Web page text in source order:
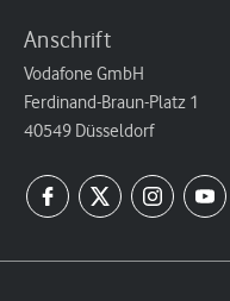
Anschrift
Vodafone GmbH
Ferdinand-Braun-Platz 1
40549 Düsseldorf